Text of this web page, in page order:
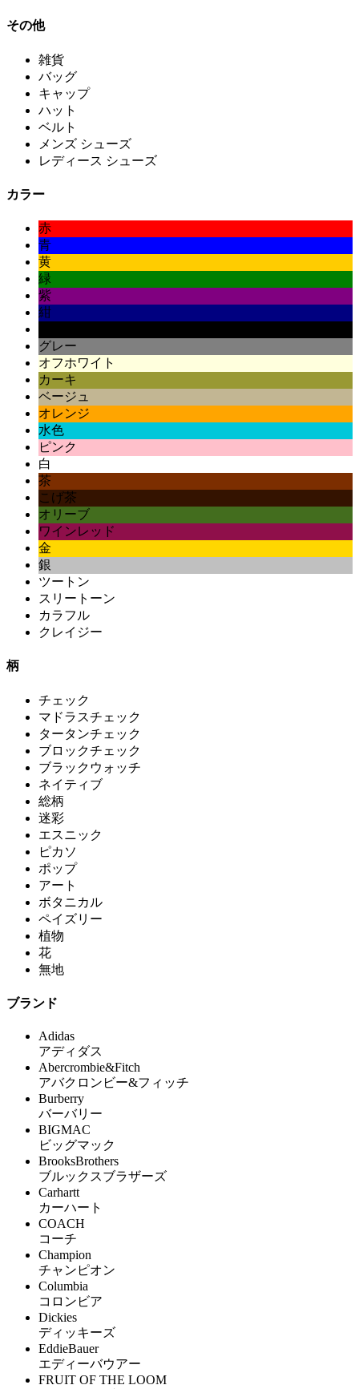
その他
雑貨
バッグ
キャップ
ハット
ベルト
メンズ シューズ
レディース シューズ
カラー
赤
青
黄
緑
紫
紺
グレー
オフホワイト
カーキ
ベージュ
オレンジ
水色
ピンク
白
茶
こげ茶
オリーブ
ワインレッド
金
銀
ツートン
スリートーン
カラフル
クレイジー
柄
チェック
マドラスチェック
タータンチェック
ブロックチェック
ブラックウォッチ
ネイティブ
総柄
迷彩
エスニック
ピカソ
ポップ
アート
ボタニカル
ペイズリー
植物
花
無地
ブランド
Adidas
アディダス
Abercrombie&Fitch
アバクロンビー&フィッチ
Burberry
バーバリー
BIGMAC
ビッグマック
BrooksBrothers
ブルックスブラザーズ
Carhartt
カーハート
COACH
コーチ
Champion
チャンピオン
Columbia
コロンビア
Dickies
ディッキーズ
EddieBauer
エディーバウアー
FRUIT OF THE LOOM